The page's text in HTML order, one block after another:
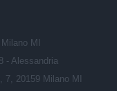
MI
- Alessandria
20159 Milano MI